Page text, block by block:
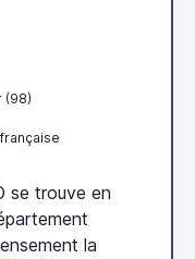
(98)
se trouve en
la